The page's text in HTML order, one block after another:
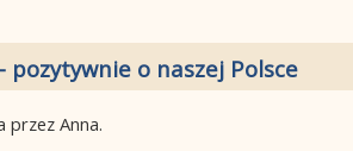
pozytywnie o naszej Polsce
przez Anna.